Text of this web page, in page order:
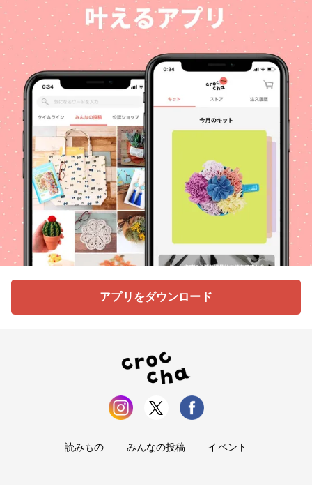
アプリをダウンロード
読みもの みんなの投稿 イベント